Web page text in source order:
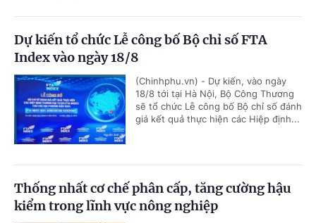
Dự kiến tổ chức Lễ công bố Bộ chỉ số FTA
Index vào ngày 18/8
(Chinhphu.vn) - Dự kiến, vào ngày
18/8 tới tại Hà Nội, Bộ Công Thương
sẽ tổ chức Lễ công bố Bộ chỉ số đánh
giá kết quả thực hiện các Hiệp định...
Thống nhất cơ chế phân cấp, tăng cường hậu
kiểm trong lĩnh vực nông nghiệp